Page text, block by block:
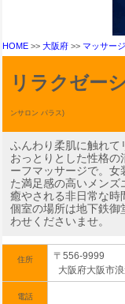
HOME >> 大阪府 >> マッサージ
リラクゼー
ンサロン パラス)
ふんわり柔肌に触れて
おっとりとした性格の
ーフマッサージで。女
た満足感の高いメンズ
癒やされる非日常な時
個室の場所は地下鉄御
わせくださいませ。
住所
〒556-9999
大阪府大阪市
電話